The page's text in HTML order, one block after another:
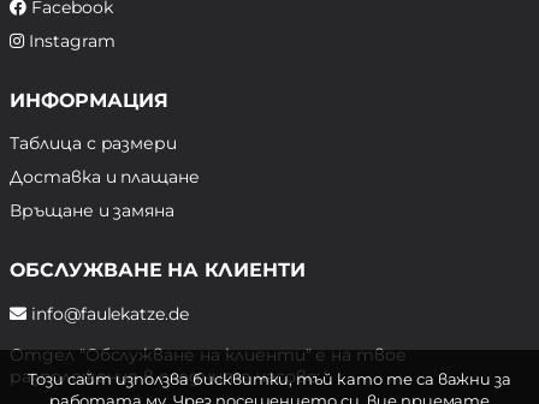
Facebook
Instagram
ИНФОРМАЦИЯ
Таблица с размери
Доставка и плащане
Връщане и замяна
ОБСЛУЖВАНЕ НА КЛИЕНТИ
info@faulekatze.de
Отдел "Обслужване на клиенти" е на твое
разположение в следните часове:
Този сайт използва бисквитки, тъй като те са важни за